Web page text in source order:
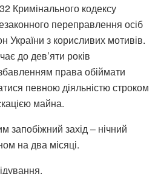
Кримінального кодексу
переправлення осіб
України з корисливих мотивів.
до дев’яти років
права обіймати
певною діяльністю строком
майна.
запобіжний захід – нічний
на два місяці.